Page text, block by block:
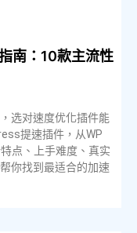
南：10款主流性
选对速度优化插件能
提速插件，从WP
点、上手难度、真实
你找到最适合的加速